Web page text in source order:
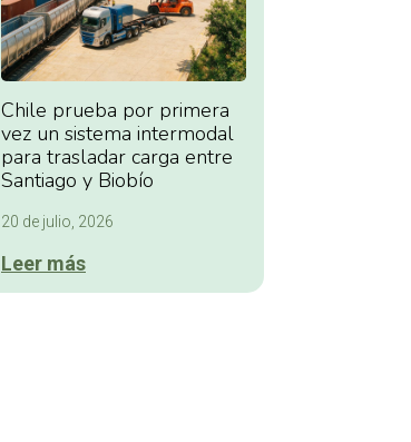
Chile prueba por primera
vez un sistema intermodal
para trasladar carga entre
Santiago y Biobío
20 de julio, 2026
Leer más